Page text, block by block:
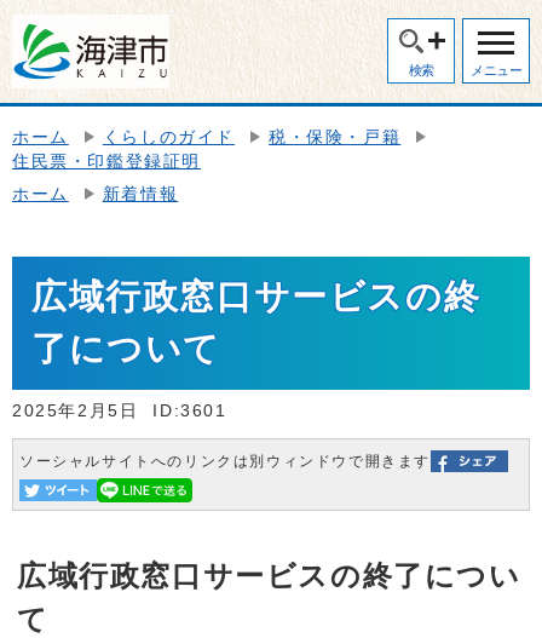
検索 メニュー
ホーム くらしのガイド
税・保険・戸籍
住民票・印鑑登録証明
ホーム
新着情報
広域行政窓口サービスの終
了について
2025年2月5日 ID:3601
ソーシャルサイトへのリンクは別ウィンドウで開きます
広域行政窓口サービスの終了につい
て